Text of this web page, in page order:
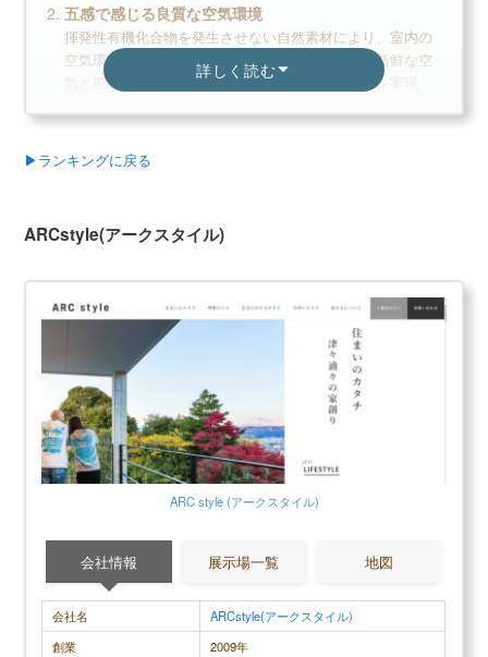
デメリット
ローコストゆえ、保証がやや物足りない
デザイン性は平均程度
無料+3分で完了
カタログを一括で取り寄せる
カタログ請求が理想の家づくりの第一歩
家のイメージづくりから始めよう
アイダ設計の読まれている記事
▶アイダ設計評判は？建てた人に聞きました
アイダ設計の坪単価はいくら？
▶アイダ設計で建てて後悔した点、良かった点は？
詳しく読む
五感で感じる良質な空気環境
揮発性有機化合物を発生させない自然素材により、室内の
空気環境を良質に保ちます。計画換気により常に新鮮な空
気と風を室内に巡らせることで、健やかな住環境を実現。
も可能です。無垢の木の優しさを五感で実感しながら、健
康的な暮らせます。
ていた長期優良住宅構造計算をクリアします。オリジナル
頼れる骨太の構造で、高い品質と安心感を提供します。
カタログ請求する
大手ハウスメーカーと一緒に
【無料3分】カタログ一括請求する
▶ランキングに戻る
ARCstyle(アークスタイル)
ARC style (アークスタイル)
会社情報 展示場一覧 地図
会社名
ARCstyle(アークスタイル)
創業
2009年